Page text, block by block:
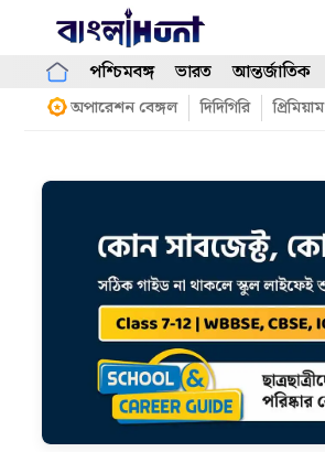
content
পশ্চিমবঙ্গ ভারত আন্তর্জাতিক
অপারেশন বেঙ্গল দিদিগিরি প্রিমিয়াম